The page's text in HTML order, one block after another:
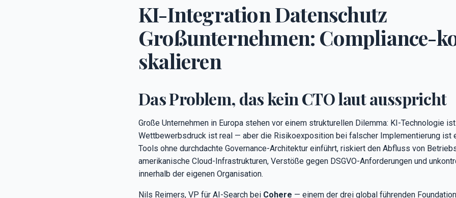
KI-Integration Datenschutz
Großunternehmen: Compliance-
skalieren
Das Problem, das kein CTO laut ausspricht
Große Unternehmen in Europa stehen vor einem strukturellen Dilemma: KI-Technologie
Wettbewerbsdruck ist real — aber die Risikoexposition bei falscher Implementierung ist
Tools ohne durchdachte Governance-Architektur einführt, riskiert den Abfluss von
amerikanische Cloud-Infrastrukturen, Verstöße gegen DSGVO-Anforderungen und
innerhalb der eigenen Organisation.
Nils Reimers, VP für AI-Search bei Cohere — einem der drei global führenden